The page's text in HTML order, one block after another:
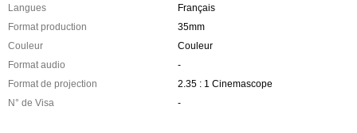
Langues
Français
Format production
35mm
Couleur
Couleur
Format audio
-
Format de projection
2.35 : 1 Cinemascope
N° de Visa
-